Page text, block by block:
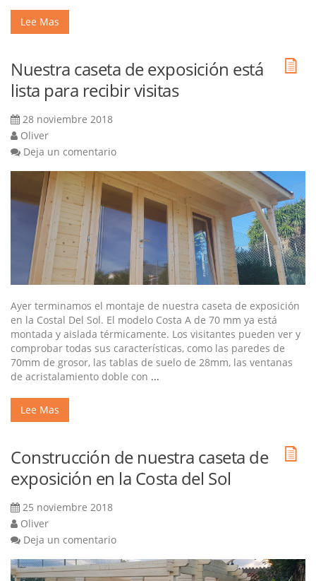
Lee Mas
Nuestra caseta de exposición está
lista para recibir visitas
28 noviembre 2018
Oliver
Deja un comentario
Ayer terminamos el montaje de nuestra caseta de exposición
en la Costal Del Sol. El modelo Costa A de 70 mm ya está
montada y aislada térmicamente. Los visitantes pueden ver y
comprobar todas sus características, como las paredes de
70mm de grosor, las tablas de suelo de 28mm, las ventanas
de acristalamiento doble con ...
Lee Mas
Construcción de nuestra caseta de
exposición en la Costa del Sol
25 noviembre 2018
Oliver
Deja un comentario